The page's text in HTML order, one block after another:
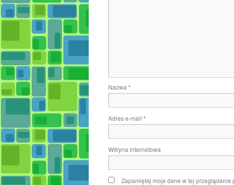
Nazwa *
Adres e-mail *
Witryna internetowa
Zapamiętaj moje dane w tej